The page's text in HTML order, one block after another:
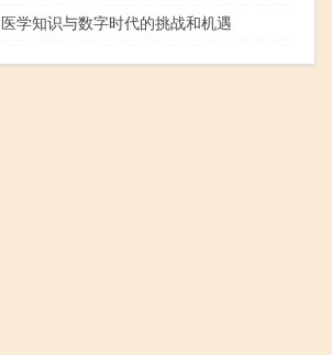
医学知识与数字时代的挑战和机遇